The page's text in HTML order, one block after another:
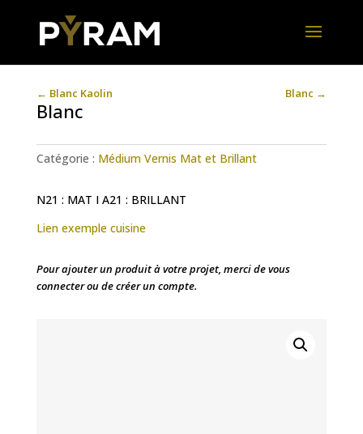
← Blanc Kaolin Blanc →
Blanc
Catégorie : Médium Vernis Mat et Brillant
N21 : MAT I A21 : BRILLANT
Lien exemple cuisine
Pour ajouter un produit à votre projet, merci de vous
connecter ou de créer un compte.